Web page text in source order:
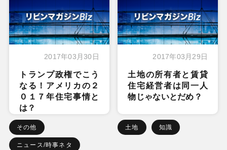
2017年03月30日
トランプ政権でこう
なる！アメリカの２
０１７年住宅事情と
は？
その他
ニュース/時事ネタ
2017年03月29日
土地の所有者と賃貸
住宅経営者は同一人
物じゃないとだめ？
土地 知識